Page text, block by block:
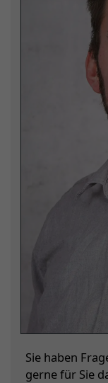
Sie haben
gerne für Sie